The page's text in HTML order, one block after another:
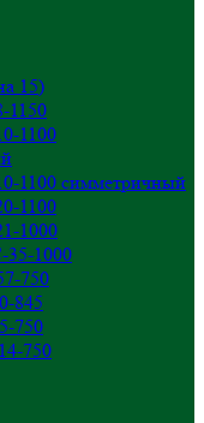
15)
1150
1100
1100 симметричный
1100
1000
1000
750
845
750
750